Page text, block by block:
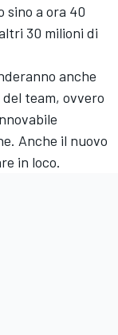
sino a ora 40
30 milioni di
anche
team, ovvero
Anche il nuovo
in loco.